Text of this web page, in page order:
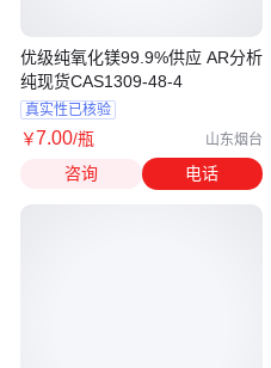
优级纯氧化镁99.9%供应 AR分析
纯现货CAS1309-48-4
真实性已核验
￥7.00/瓶 山东烟台
咨询 电话